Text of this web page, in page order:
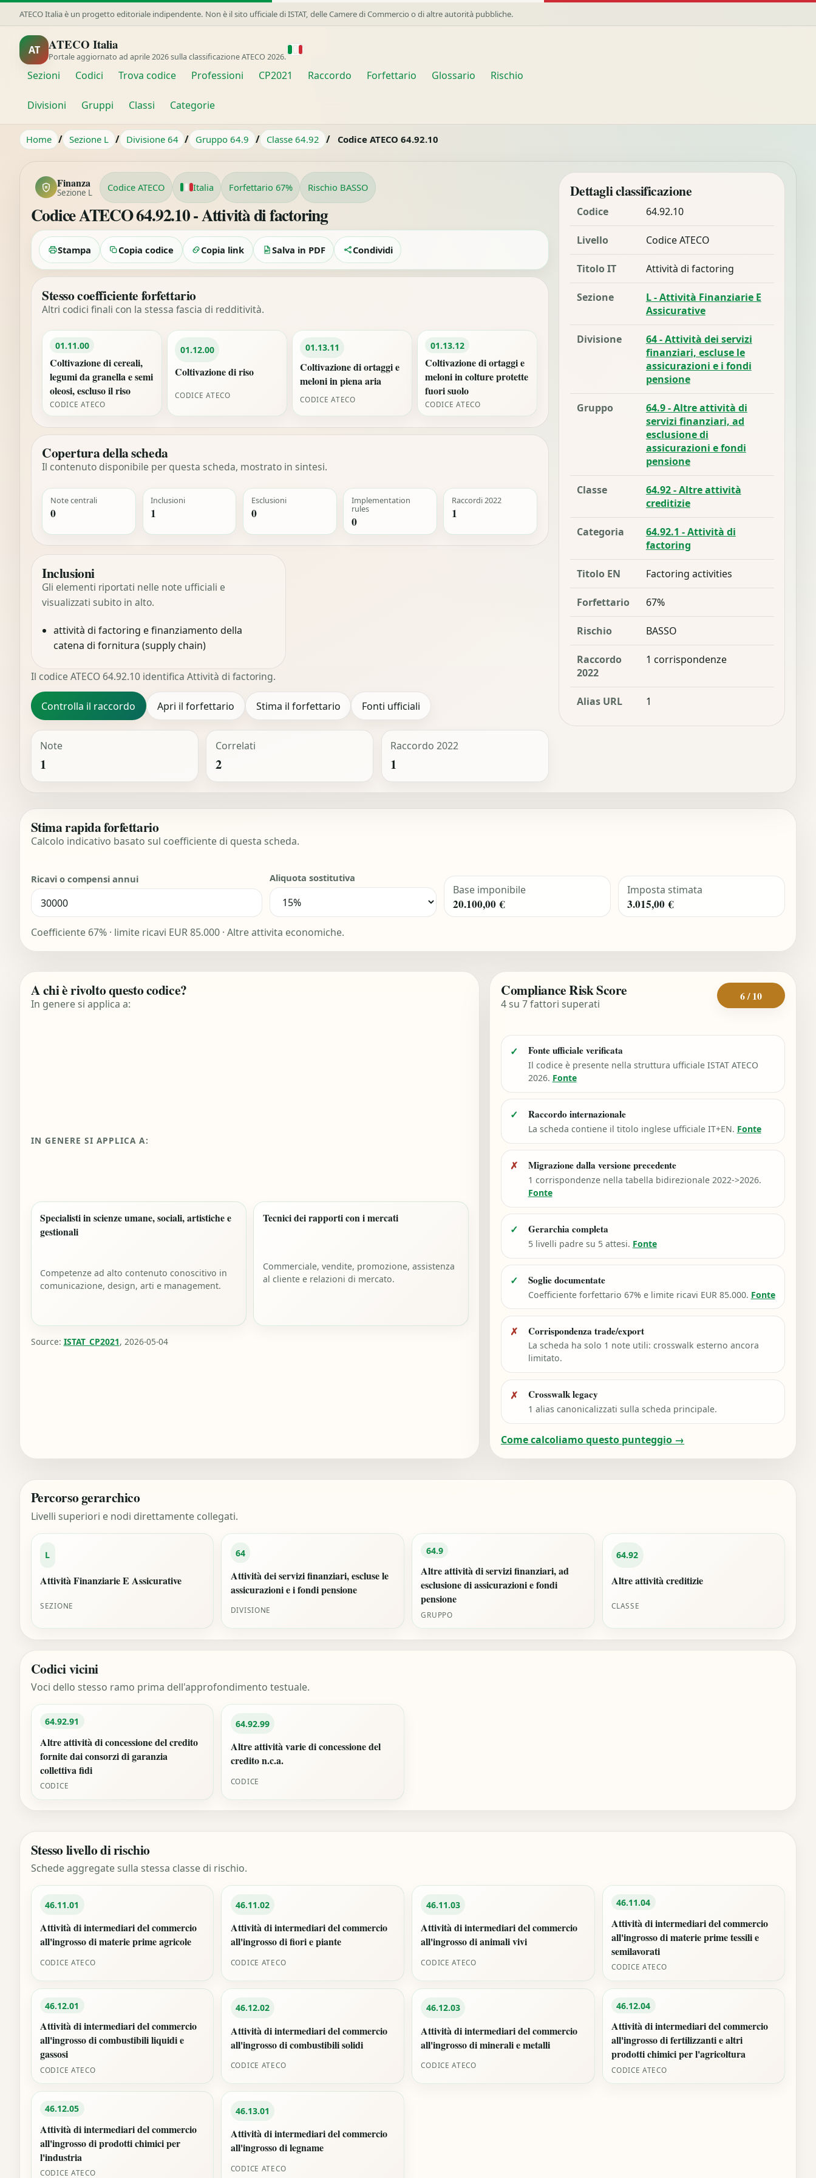
ATECO Italia è un progetto editoriale indipendente. Non è il sito ufficiale di ISTAT, delle Camere di Commercio o di altre autorità pubbliche.
AT ATECO Italia
Portale aggiornato ad aprile 2026 sulla classificazione ATECO 2026.
Sezioni Codici Trova codice Professioni CP2021 Raccordo Forfettario Glossario Rischio
Divisioni Gruppi Classi Categorie
Home / Sezione L / Divisione 64 / Gruppo 64.9 / Classe 64.92 / Codice ATECO 64.92.10
Finanza
Sezione L Codice ATECO Italia Forfettario 67% Rischio BASSO
Codice ATECO 64.92.10 - Attività di factoring
Stampa Copia codice Copia link Salva in PDF Condividi
Stesso coefficiente forfettario
Altri codici finali con la stessa fascia di redditività.
01.11.00
Coltivazione di cereali,
legumi da granella e semi
oleosi, escluso il riso
CODICE ATECO
01.12.00
Coltivazione di riso
CODICE ATECO
01.13.11
Coltivazione di ortaggi e
meloni in piena aria
CODICE ATECO
01.13.12
Coltivazione di ortaggi e
meloni in colture protette
fuori suolo
CODICE ATECO
Copertura della scheda
Il contenuto disponibile per questa scheda, mostrato in sintesi.
Note centrali
0
Inclusioni
1
Esclusioni
0
Implementation
rules
0
Raccordi 2022
1
Inclusioni
Gli elementi riportati nelle note ufficiali e
visualizzati subito in alto.
attività di factoring e finanziamento della
catena di fornitura (supply chain)
Il codice ATECO 64.92.10 identifica Attività di factoring.
Controlla il raccordo Apri il forfettario Stima il forfettario Fonti ufficiali
Note
1
Correlati
2
Raccordo 2022
1
Dettagli classificazione
Codice 64.92.10
Livello Codice ATECO
Titolo IT Attività di factoring
Sezione
L - Attività Finanziarie E
Assicurative
Divisione
64 - Attività dei servizi
finanziari, escluse le
assicurazioni e i fondi
pensione
Gruppo
64.9 - Altre attività di
servizi finanziari, ad
esclusione di
assicurazioni e fondi
pensione
Classe
64.92 - Altre attività
creditizie
Categoria
64.92.1 - Attività di
factoring
Titolo EN Factoring activities
Forfettario 67%
Rischio BASSO
Raccordo
2022
1 corrispondenze
Alias URL 1
Stima rapida forfettario
Calcolo indicativo basato sul coefficiente di questa scheda.
Ricavi o compensi annui Aliquota sostitutiva
Base imponibile
20.100,00 €
Imposta stimata
3.015,00 €
Coefficiente 67% · limite ricavi EUR 85.000 · Altre attivita economiche.
A chi è rivolto questo codice?
In genere si applica a:
IN GENERE SI APPLICA A:
Specialisti in scienze umane, sociali, artistiche e
gestionali
Competenze ad alto contenuto conoscitivo in
comunicazione, design, arti e management.
Tecnici dei rapporti con i mercati
Commerciale, vendite, promozione, assistenza
al cliente e relazioni di mercato.
Source: ISTAT_CP2021, 2026-05-04
Compliance Risk Score
4 su 7 fattori superati
6 / 10
✓ Fonte ufficiale verificata
Il codice è presente nella struttura ufficiale ISTAT ATECO
2026. Fonte
✓ Raccordo internazionale
La scheda contiene il titolo inglese ufficiale IT+EN. Fonte
✗ Migrazione dalla versione precedente
1 corrispondenze nella tabella bidirezionale 2022->2026.
Fonte
✓ Gerarchia completa
5 livelli padre su 5 attesi. Fonte
✓ Soglie documentate
Coefficiente forfettario 67% e limite ricavi EUR 85.000. Fonte
✗ Corrispondenza trade/export
La scheda ha solo 1 note utili: crosswalk esterno ancora
limitato.
✗ Crosswalk legacy
1 alias canonicalizzati sulla scheda principale.
Come calcoliamo questo punteggio →
Percorso gerarchico
Livelli superiori e nodi direttamente collegati.
L
Attività Finanziarie E Assicurative
SEZIONE
64
Attività dei servizi finanziari, escluse le
assicurazioni e i fondi pensione
DIVISIONE
64.9
Altre attività di servizi finanziari, ad
esclusione di assicurazioni e fondi
pensione
GRUPPO
64.92
Altre attività creditizie
CLASSE
Codici vicini
Voci dello stesso ramo prima dell'approfondimento testuale.
64.92.91
Altre attività di concessione del credito
fornite dai consorzi di garanzia
collettiva fidi
CODICE
64.92.99
Altre attività varie di concessione del
credito n.c.a.
CODICE
Stesso livello di rischio
Schede aggregate sulla stessa classe di rischio.
46.11.01
Attività di intermediari del commercio
all'ingrosso di materie prime agricole
CODICE ATECO
46.11.02
Attività di intermediari del commercio
all'ingrosso di fiori e piante
CODICE ATECO
46.11.03
Attività di intermediari del commercio
all'ingrosso di animali vivi
CODICE ATECO
46.11.04
Attività di intermediari del commercio
all'ingrosso di materie prime tessili e
semilavorati
CODICE ATECO
46.12.01
Attività di intermediari del commercio
all'ingrosso di combustibili liquidi e
gassosi
CODICE ATECO
46.12.02
Attività di intermediari del commercio
all'ingrosso di combustibili solidi
CODICE ATECO
46.12.03
Attività di intermediari del commercio
all'ingrosso di minerali e metalli
CODICE ATECO
46.12.04
Attività di intermediari del commercio
all'ingrosso di fertilizzanti e altri
prodotti chimici per l'agricoltura
CODICE ATECO
46.12.05
Attività di intermediari del commercio
all'ingrosso di prodotti chimici per
l'industria
CODICE ATECO
46.13.01
Attività di intermediari del commercio
all'ingrosso di legname
CODICE ATECO